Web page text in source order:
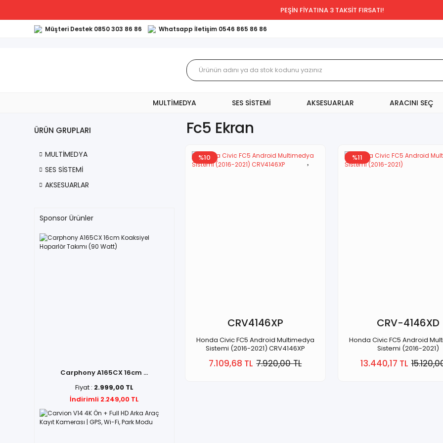
PEŞİN FİYATINA 3 TAKSİT FIRSATI!
Müşteri Destek 0850 303 86 86 Whatsapp İletişim 0546 865 86 86
MULTİMEDYA SES SİSTEMİ AKSESUARLAR ARACINI SEÇ
ÜRÜN GRUPLARI
MULTİMEDYA
SES SİSTEMİ
AKSESUARLAR
Sponsor Ürünler
Carphony A165CX 16cm ...
Fiyat : 2.999,00 TL
İndirimli 2.249,00 TL
Fc5 Ekran
%10
CRV4146XP
Honda Civic FC5 Android Multimedya
Sistemi (2016-2021) CRV4146XP
7.109,68 TL 7.920,00 TL
%11
CRV-4146XD
Honda Civic FC5 Android
Sistemi (2016-2021)
13.440,17 TL